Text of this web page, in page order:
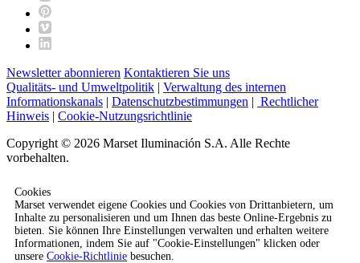
Newsletter abonnieren Kontaktieren Sie uns
Qualitäts- und Umweltpolitik | Verwaltung des internen
Informationskanals | Datenschutzbestimmungen | Rechtlicher
Hinweis | Cookie-Nutzungsrichtlinie
Copyright © 2026 Marset Iluminación S.A. Alle Rechte
vorbehalten.
Cookies
Marset verwendet eigene Cookies und Cookies von Drittanbietern, um
Inhalte zu personalisieren und um Ihnen das beste Online-Ergebnis zu
bieten. Sie können Ihre Einstellungen verwalten und erhalten weitere
Informationen, indem Sie auf "Cookie-Einstellungen" klicken oder
unsere Cookie-Richtlinie besuchen.